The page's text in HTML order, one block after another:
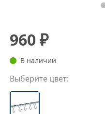
960 ₽
В наличии
Выберите цвет: